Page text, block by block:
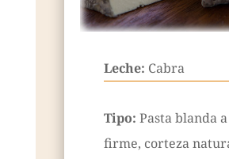
Leche: Cabra
Tipo: Pasta blanda a
firme, corteza